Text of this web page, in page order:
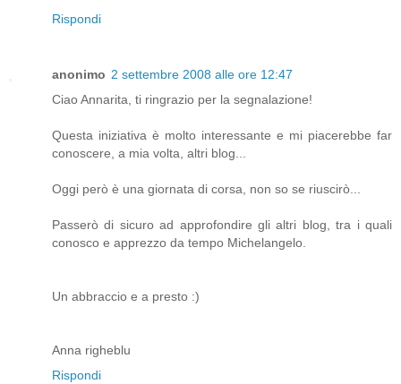
Rispondi
anonimo 2 settembre 2008 alle ore 12:47
Ciao Annarita, ti ringrazio per la segnalazione!
Questa iniziativa è molto interessante e mi piacerebbe far
conoscere, a mia volta, altri blog...
Oggi però è una giornata di corsa, non so se riuscirò...
Passerò di sicuro ad approfondire gli altri blog, tra i quali
conosco e apprezzo da tempo Michelangelo.
Un abbraccio e a presto :)
Anna righeblu
Rispondi